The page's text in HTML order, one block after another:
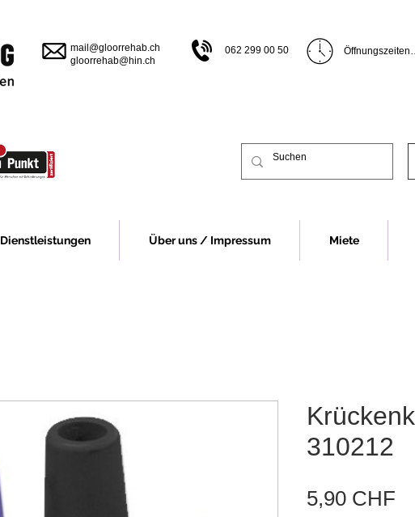
mail@gloorrehab.ch
gloorrehab@hin.ch
062 299 00 50
Öffnungszeiten
Montag 13.00
Vor Feiertagen
Dienstleistungen Über uns / Impressum Miete
310212
5,90 CHF